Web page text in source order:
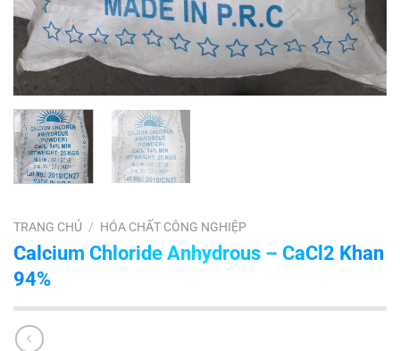
TRANG CHỦ / HÓA CHẤT CÔNG NGHIỆP
Calcium Chloride Anhydrous – CaCl2 Khan
94%